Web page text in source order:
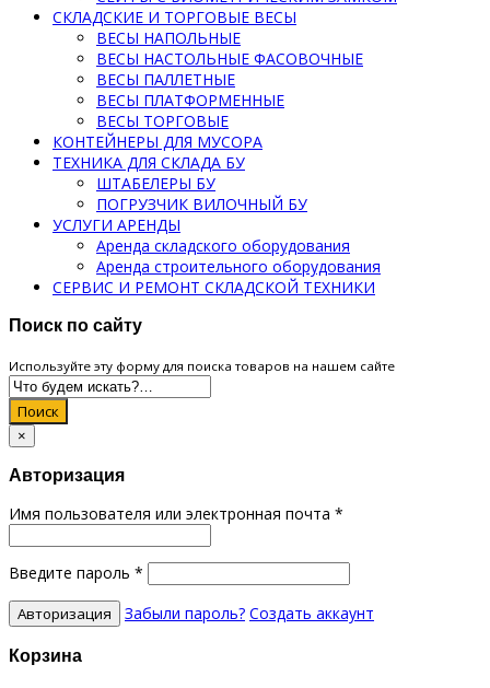
СКЛАДСКИЕ И ТОРГОВЫЕ ВЕСЫ
ВЕСЫ НАПОЛЬНЫЕ
ВЕСЫ НАСТОЛЬНЫЕ ФАСОВОЧНЫЕ
ВЕСЫ ПАЛЛЕТНЫЕ
ВЕСЫ ПЛАТФОРМЕННЫЕ
ВЕСЫ ТОРГОВЫЕ
КОНТЕЙНЕРЫ ДЛЯ МУСОРА
ТЕХНИКА ДЛЯ СКЛАДА БУ
ШТАБЕЛЕРЫ БУ
ПОГРУЗЧИК ВИЛОЧНЫЙ БУ
УСЛУГИ АРЕНДЫ
Аренда складского оборудования
Аренда строительного оборудования
СЕРВИС И РЕМОНТ СКЛАДСКОЙ ТЕХНИКИ
Поиск по сайту
Используйте эту форму для поиска товаров на нашем сайте
Поиск
×
Авторизация
Имя пользователя или электронная почта *
Введите пароль *
Забыли пароль? Создать аккаунт
Корзина